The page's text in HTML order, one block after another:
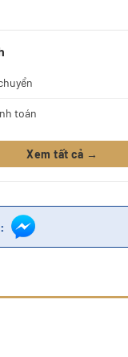
toán
Xem tất cả →